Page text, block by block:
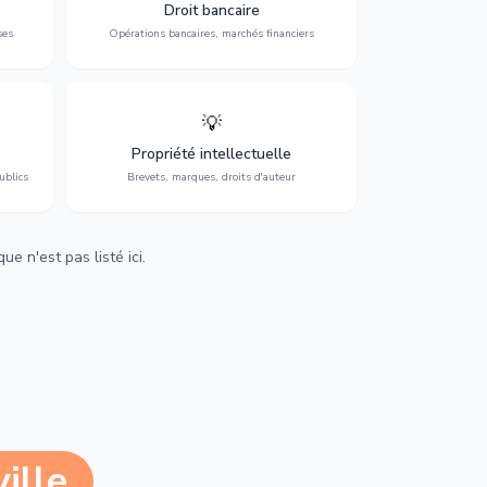
Droit bancaire
Opérations bancaires, marchés financiers
régulation.
💡
Propriété intellectuelle
Brevets, marques, droits d'auteur
Protection de vos créations : brevets,
marques, droits d'auteur et lutte contre la
contrefaçon.
n'est pas listé ici.